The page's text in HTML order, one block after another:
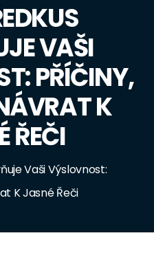
VAŠI
PŘÍČINY,
K
ŘEČI
Vaši Výslovnost:
K Jasné Řeči